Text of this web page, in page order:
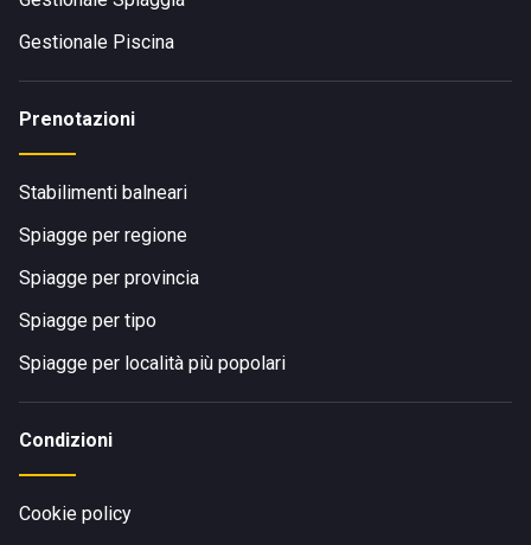
Gestionale Piscina
Prenotazioni
Stabilimenti balneari
Spiagge per regione
Spiagge per provincia
Spiagge per tipo
Spiagge per località più popolari
Condizioni
Cookie policy